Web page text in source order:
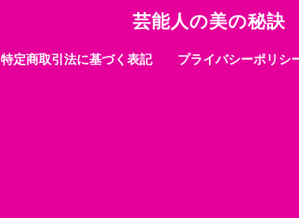
芸能人の美の秘訣
特定商取引法に基づく表記 プライバシーポリシ